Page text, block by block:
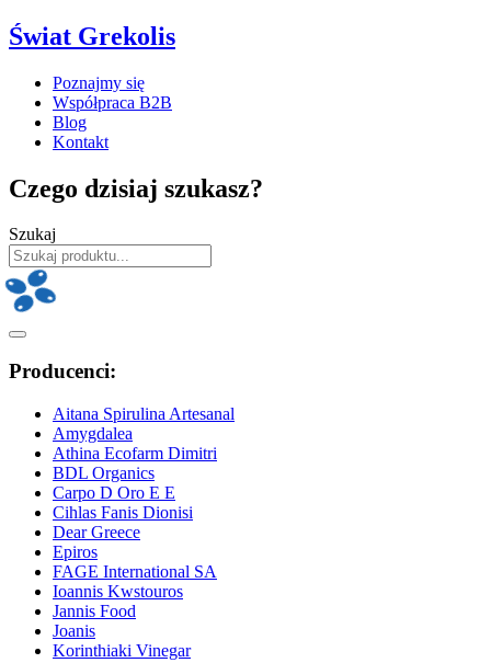
Świat Grekolis
Poznajmy się
Współpraca B2B
Blog
Kontakt
Czego dzisiaj szukasz?
Szukaj
Producenci:
Aitana Spirulina Artesanal
Amygdalea
Athina Ecofarm Dimitri
BDL Organics
Carpo D Oro E E
Cihlas Fanis Dionisi
Dear Greece
Epiros
FAGE International SA
Ioannis Kwstouros
Jannis Food
Joanis
Korinthiaki Vinegar